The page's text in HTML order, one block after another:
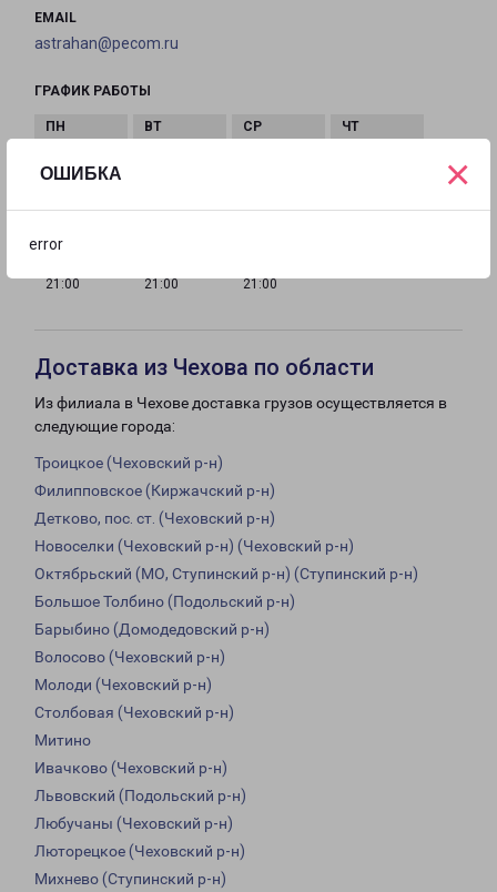
ОШИБКА
error
×
EMAIL
astrahan@pecom.ru
ГРАФИК РАБОТЫ
с 09:00 до
21:00
21:00
21:00
Доставка из Чехова по области
Из филиала в Чехове доставка грузов осуществляется в
следующие города:
Троицкое (Чеховский р-н)
Филипповское (Киржачский р-н)
Детково, пос. ст. (Чеховский р-н)
Новоселки (Чеховский р-н) (Чеховский р-н)
Октябрьский (МО, Ступинский р-н) (Ступинский р-н)
Большое Толбино (Подольский р-н)
Барыбино (Домодедовский р-н)
Волосово (Чеховский р-н)
Молоди (Чеховский р-н)
Столбовая (Чеховский р-н)
Митино
Ивачково (Чеховский р-н)
Львовский (Подольский р-н)
Любучаны (Чеховский р-н)
Люторецкое (Чеховский р-н)
Михнево (Ступинский р-н)